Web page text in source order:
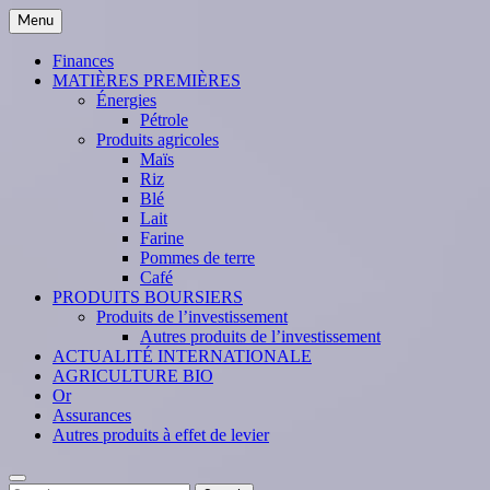
Skip
to
content
Menu
Finances
MATIÈRES PREMIÈRES
Énergies
Pétrole
Produits agricoles
Maïs
Riz
Blé
Lait
Farine
Pommes de terre
Café
PRODUITS BOURSIERS
Produits de l’investissement
Autres produits de l’investissement
ACTUALITÉ INTERNATIONALE
AGRICULTURE BIO
Or
Assurances
Autres produits à effet de levier
Search